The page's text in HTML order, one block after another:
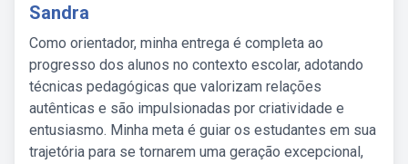
Sandra
Como orientador, minha entrega é completa ao
progresso dos alunos no contexto escolar, adotando
técnicas pedagógicas que valorizam relações
autênticas e são impulsionadas por criatividade e
entusiasmo. Minha meta é guiar os estudantes em sua
trajetória para se tornarem uma geração excepcional,